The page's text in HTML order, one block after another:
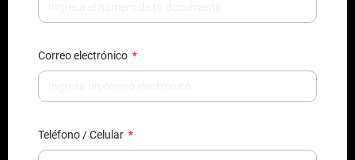
Correo electrónico
Teléfono / Celular